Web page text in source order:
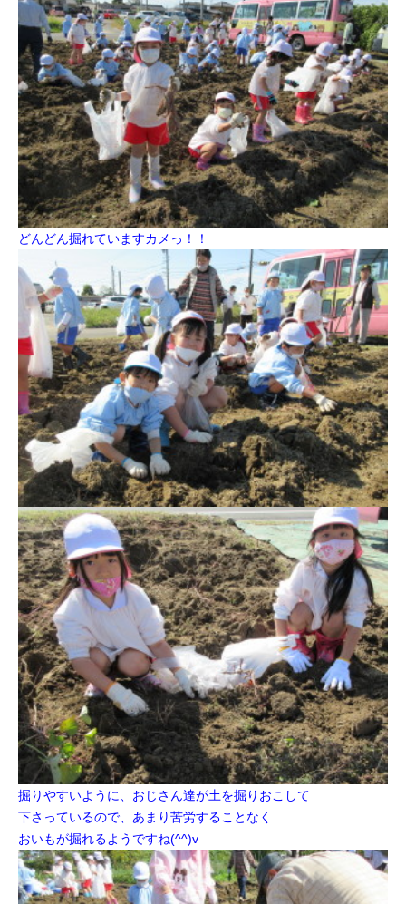
どんどん掘れていますカメっ！！
掘りやすいように、おじさん達が土を掘りおこして
下さっているので、 あまり苦労することなく
おいもが掘れるようですね(^^)v